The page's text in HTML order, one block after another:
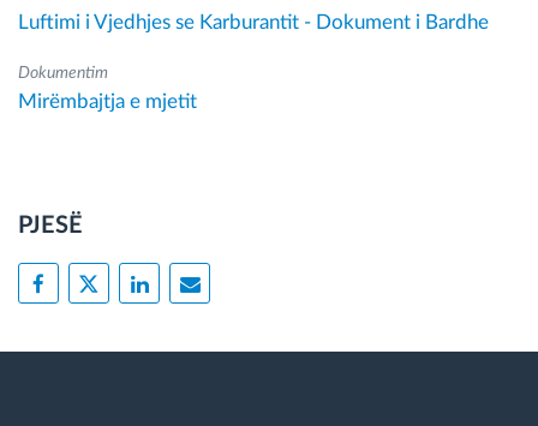
Luftimi i Vjedhjes se Karburantit - Dokument i Bardhe
Dokumentim
Mirëmbajtja e mjetit
PJESË